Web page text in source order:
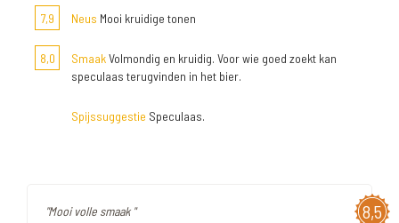
7,9 Neus Mooi kruidige tonen
8,0 SmaakVolmondig en kruidig. Voor wie goed zoekt kan
speculaas terugvinden in het bier.
Spijssuggestie Speculaas.
8,5
"Mooi volle smaak "